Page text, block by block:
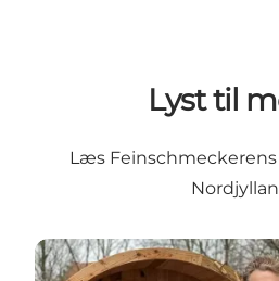
Lyst til
Læs
Feinschmeckerens guide